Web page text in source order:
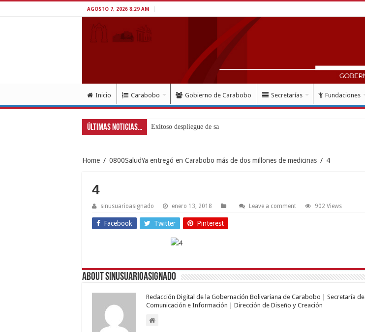
AGOSTO 7, 2026 8:29 AM
Inicio Carabobo Gobierno de Carabobo Secretarías Fundaciones
Últimas Noticias... Exitoso despliegue de salud con instalación gratuita d
Home / 0800SaludYa entregó en Carabobo más de dos millones de medicinas / 4
4
sinusuarioasignado enero 13, 2018 Leave a comment 902 Views
Facebook Twitter Pinterest
About sinusuarioasignado
Redacción Digital de la Gobernación Bolivariana de Carabobo | Secretaría de
Comunicación e Información | Dirección de Diseño y Creación